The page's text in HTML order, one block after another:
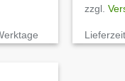
Produkt
mehrere
zzgl.